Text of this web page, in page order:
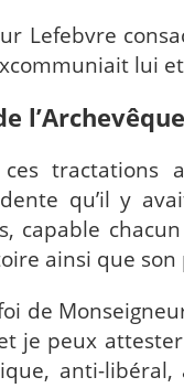
Lefebvre
lui
l’Archevêque
tractations
qu’il y
capable
ainsi que son
de
je peux
anti-